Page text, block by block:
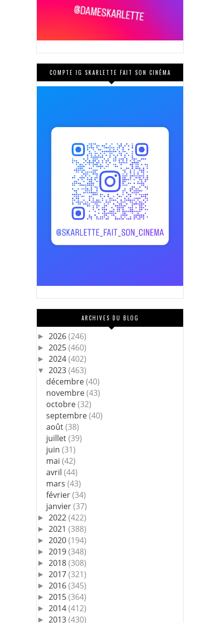
COMPTE IG SKARLETTE FAIT SON CINÉMA
ARCHIVES DU BLOG
► 2026(246)
► 2025(460)
► 2024(402)
▼ 2023(463)
décembre(40)
novembre(43)
octobre(32)
septembre(40)
août(38)
juillet(39)
juin(31)
mai(42)
avril(44)
mars(43)
février(34)
janvier(37)
► 2022(422)
► 2021 (388)
► 2020(194)
► 2019(348)
► 2018(308)
► 2017(321)
► 2016(345)
► 2015(364)
► 2014(412)
► 2013(430)